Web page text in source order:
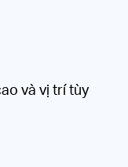
và vị trí tùy